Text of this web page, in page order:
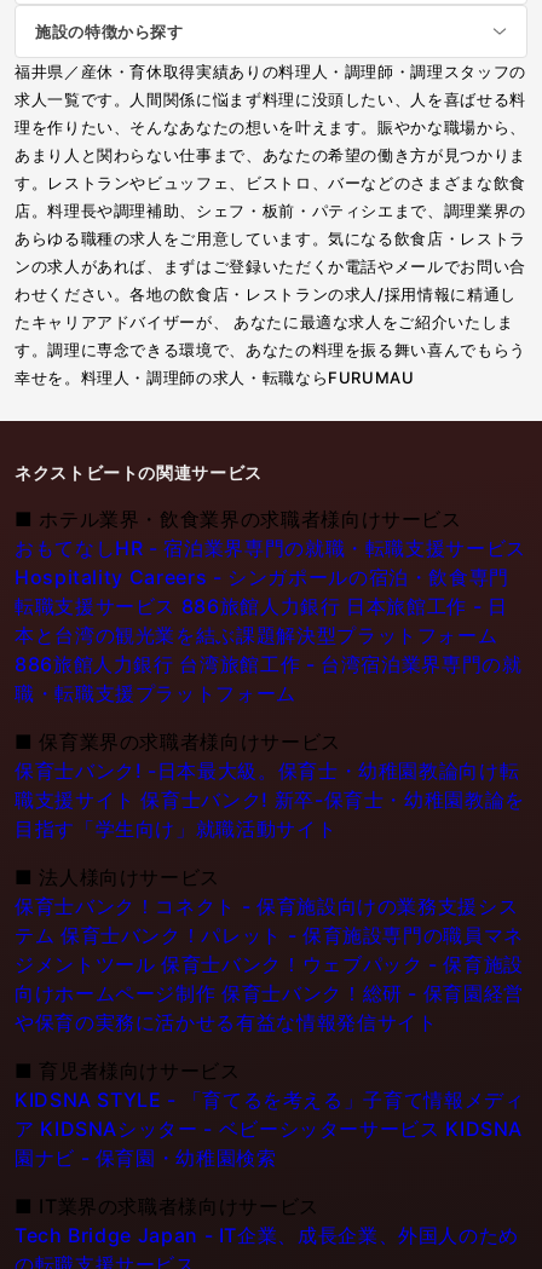
施設の特徴から探す
福井県／産休・育休取得実績ありの料理人・調理師・調理スタッフの
求人一覧です。人間関係に悩まず料理に没頭したい、人を喜ばせる料
理を作りたい、そんなあなたの想いを叶えます。賑やかな職場から、
あまり人と関わらない仕事まで、あなたの希望の働き方が見つかりま
す。レストランやビュッフェ、ビストロ、バーなどのさまざまな飲食
店。料理長や調理補助、シェフ・板前・パティシエまで、調理業界の
あらゆる職種の求人をご用意しています。気になる飲食店・レストラ
ンの求人があれば、まずはご登録いただくか電話やメールでお問い合
わせください。各地の飲食店・レストランの求人/採用情報に精通し
たキャリアアドバイザーが、 あなたに最適な求人をご紹介いたしま
す。調理に専念できる環境で、あなたの料理を振る舞い喜んでもらう
幸せを。料理人・調理師の求人・転職ならFURUMAU
ネクストビートの関連サービス
■ ホテル業界・飲食業界の求職者様向けサービス
おもてなしHR - 宿泊業界専門の就職・転職支援サービス
Hospitality Careers - シンガポールの宿泊・飲食専門
転職支援サービス 886旅館人力銀行 日本旅館工作 - 日
本と台湾の観光業を結ぶ課題解決型プラットフォーム
886旅館人力銀行 台湾旅館工作 - 台湾宿泊業界専門の就
職・転職支援プラットフォーム
■ 保育業界の求職者様向けサービス
保育士バンク! -日本最大級。保育士・幼稚園教論向け転
職支援サイト 保育士バンク! 新卒-保育士・幼稚園教論を
目指す「学生向け」就職活動サイト
■ 法人様向けサービス
保育士バンク！コネクト - 保育施設向けの業務支援シス
テム 保育士バンク！パレット - 保育施設専門の職員マネ
ジメントツール 保育士バンク！ウェブパック - 保育施設
向けホームページ制作 保育士バンク！総研 - 保育園経営
や保育の実務に活かせる有益な情報発信サイト
■ 育児者様向けサービス
KIDSNA STYLE - 「育てるを考える」子育て情報メディ
ア KIDSNAシッター - ベビーシッターサービス KIDSNA
園ナビ - 保育園・幼稚園検索
■ IT業界の求職者様向けサービス
Tech Bridge Japan - IT企業、成長企業、外国人のため